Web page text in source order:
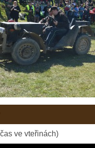
ve vteřinách)